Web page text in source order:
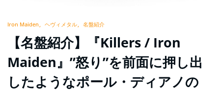
Iron Maiden ヘヴィメタル 名盤紹介
【名盤紹介】『Killers / Iron
Maiden』”怒り”を前面に押し出
したようなポール・ディアノの